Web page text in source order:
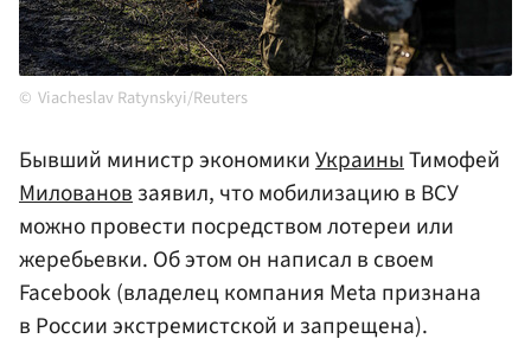
Viacheslav Ratynskyi/Reuters
Бывший министр экономикиУкраиныТимофей
Миловановзаявил, что мобилизацию в ВСУ
можно провести посредством лотереи или
жеребьевки. Об этом он написал в своем
Facebook (владелец компания Meta признана
в России экстремистской и запрещена).